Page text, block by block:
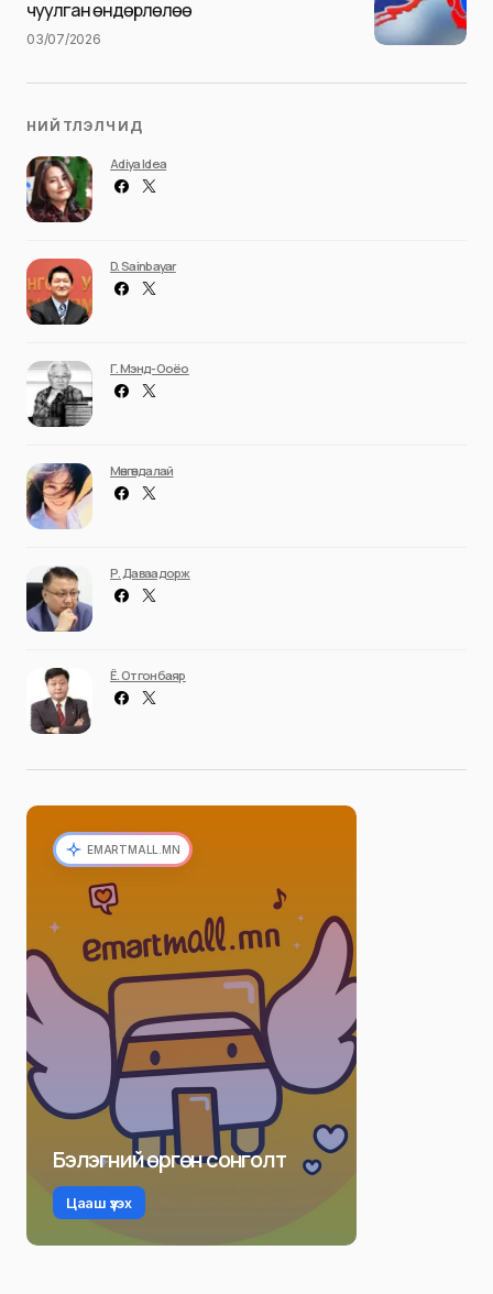
чуулган өндөрлөлөө
03/07/2026
НИЙТЛЭЛЧИД
Adiya Idea
D. Sainbayar
Г. Мэнд-Ооёо
Мөнгөндалай
Р. Даваадорж
Ё. Отгонбаяр
EMARTMALL.MN
Бэлэгний өргөн сонголт
Цааш үзэх